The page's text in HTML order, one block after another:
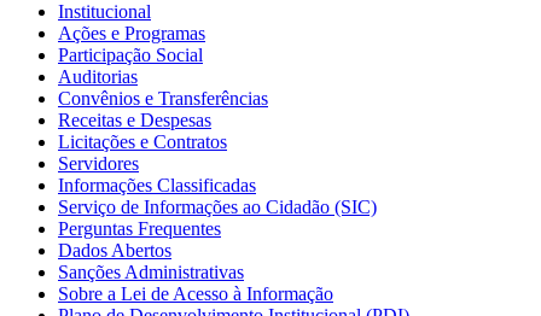
Institucional
Ações e Programas
Participação Social
Auditorias
Convênios e Transferências
Receitas e Despesas
Licitações e Contratos
Servidores
Informações Classificadas
Serviço de Informações ao Cidadão (SIC)
Perguntas Frequentes
Dados Abertos
Sanções Administrativas
Sobre a Lei de Acesso à Informação